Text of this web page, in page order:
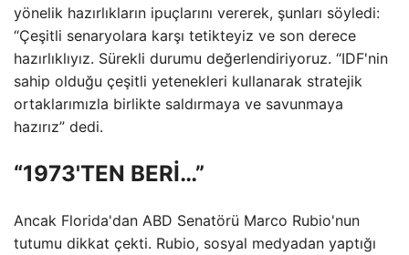
yönelik hazırlıkların ipuçlarını vererek, şunları söyledi:
“Çeşitli senaryolara karşı tetikteyiz ve son derece
hazırlıklıyız. Sürekli durumu değerlendiriyoruz. “IDF'nin
sahip olduğu çeşitli yetenekleri kullanarak stratejik
ortaklarımızla birlikte saldırmaya ve savunmaya
hazırız” dedi.
“1973'TEN BERİ…”
Ancak Florida'dan ABD Senatörü Marco Rubio'nun
tutumu dikkat çekti. Rubio, sosyal medyadan yaptığı